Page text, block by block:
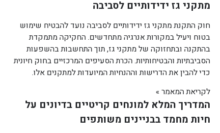
מתקני גז ידידותיים לסביבה
חוק התקנת מתקני גז ידידותיים לסביבה נועד להבטיח שימוש
בטוח ויעיל במקורות אנרגיה מתחדשים. החקיקה מתמקדת
בהתקנה ובתחזוקה של מתקני גז, תוך התחשבות בהשפעות
הסביבתיות והבטיחותיות. הכרת הסעיפים המרכזיים בחוק חיונית
כדי להבין את הדרישות וההנחיות המיועדות למתקנים אלו.
לקריאת המאמר »
המדריך המלא למונחים קריטיים בדיונים על
חיות מחמד בבניינים משותפים